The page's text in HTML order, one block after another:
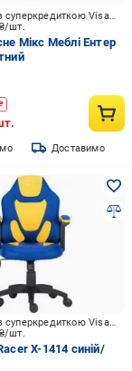
₴/шт.
До -10% з суперкредиткою Visa Вигода
Мікс Меблі Ентер
Доставимо
₴/шт.
До -10% з суперкредиткою Visa Вигода
X-1414 синій/